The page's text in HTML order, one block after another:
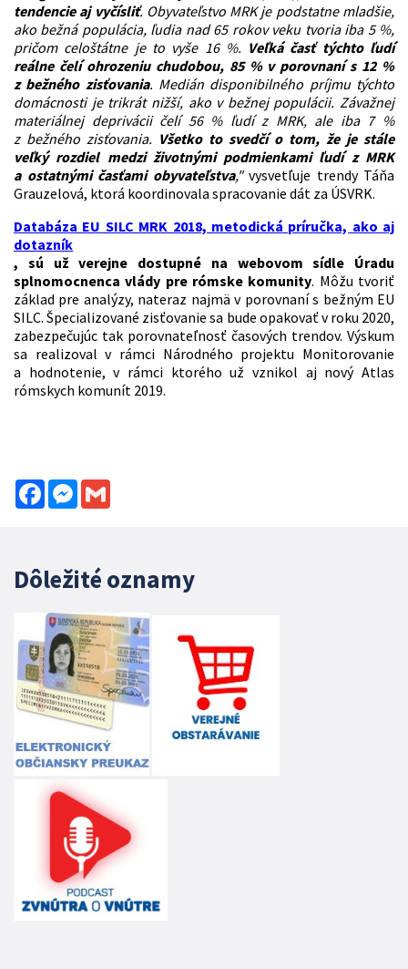
tendencie aj vyčísliť. Obyvateľstvo MRK je podstatne mladšie,
ako bežná populácia, ľudia nad 65 rokov veku tvoria iba 5 %,
pričom celoštátne je to vyše 16 %. Veľká časť týchto ľudí
reálne čelí ohrozeniu chudobou, 85 % v porovnaní s 12 %
z bežného zisťovania. Medián disponibilného príjmu týchto
domácnosti je trikrát nižší, ako v bežnej populácii. Závažnej
materiálnej deprivácii čelí 56 % ľudí z MRK, ale iba 7 %
z bežného zisťovania. Všetko to svedčí o tom, že je stále
veľký rozdiel medzi životnými podmienkami ľudí z MRK
a ostatnými časťami obyvateľstva,"vysvetľuje trendy Táňa
Grauzelová, ktorá koordinovala spracovanie dát za ÚSVRK.
Databáza EU SILC MRK 2018, metodická príručka, ako aj
dotazník
, sú už verejne dostupné na webovom sídle Úradu
splnomocnenca vlády pre rómske komunity. Môžu tvoriť
základ pre analýzy, nateraz najmä v porovnaní s bežným EU
SILC. Špecializované zisťovanie sa bude opakovať v roku 2020,
zabezpečujúc tak porovnateľnosť časových trendov. Výskum
sa realizoval v rámci Národného projektu Monitorovanie
a hodnotenie, v rámci ktorého už vznikol aj nový Atlas
rómskych komunít 2019.
FacebookMessenger
Dôležité oznamy